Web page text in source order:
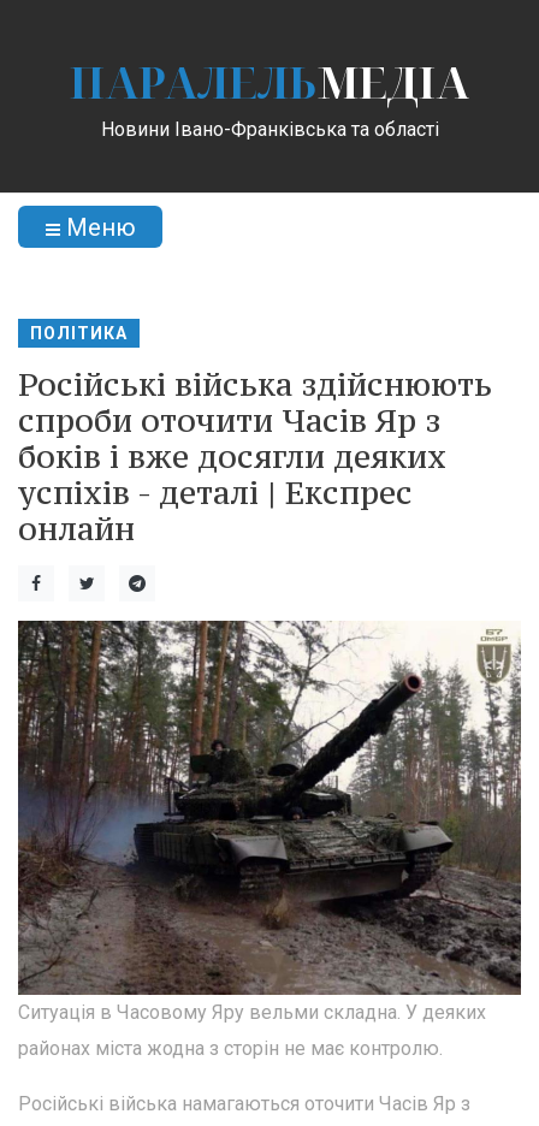
ПАРАЛЕЛЬМЕДІА
Новини Івано-Франківська та області
Меню
ПОЛІТИКА
Російські війська здійснюють
спроби оточити Часів Яр з
боків і вже досягли деяких
успіхів - деталі | Експрес
онлайн
Ситуація в Часовому Яру вельми складна. У деяких
районах міста жодна з сторін не має контролю.
Російські війська намагаються оточити Часів Яр з